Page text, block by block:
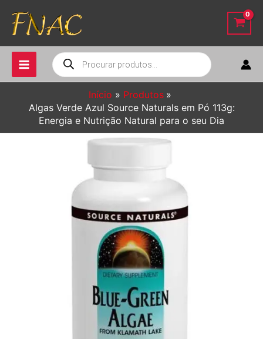
para
conteúdo
Pesquisar
produtos
Início
Produtos
Algas Verde Azul Source Naturals em Pó 113g:
Energia e Nutrição Natural para o seu Dia